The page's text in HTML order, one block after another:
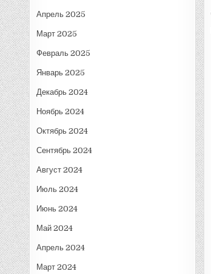
Апрель 2025
Март 2025
Февраль 2025
Январь 2025
Декабрь 2024
Ноябрь 2024
Октябрь 2024
Сентябрь 2024
Август 2024
Июль 2024
Июнь 2024
Май 2024
Апрель 2024
Март 2024